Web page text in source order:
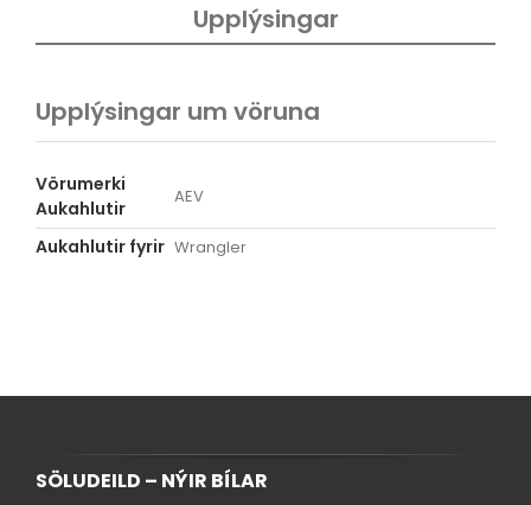
Upplýsingar
Upplýsingar um vöruna
Vörumerki
Aukahlutir
AEV
Aukahlutir fyrir Wrangler
SÖLUDEILD – NÝIR BÍLAR